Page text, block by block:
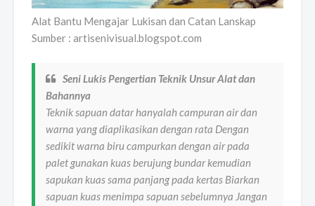
Alat Bantu Mengajar Lukisan dan Catan Lanskap
Sumber : artisenivisual.blogspot.com
Seni Lukis Pengertian Teknik Unsur Alat dan
Bahannya
Teknik sapuan datar hanyalah campuran air dan
warna yang diaplikasikan dengan rata Dengan
sedikit warna biru campurkan dengan air pada
palet gunakan kuas berujung bundar kemudian
sapukan kuas sama panjang pada kertas Biarkan
sapuan kuas menimpa sapuan sebelumnya Jangan